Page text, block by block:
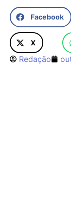
Facebook
X
Redação